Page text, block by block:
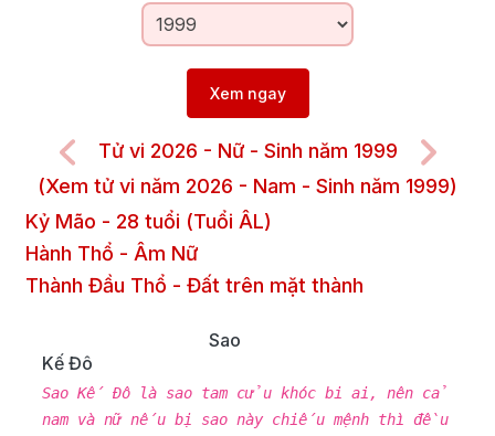
Xem ngay
Tử vi 2026 - Nữ - Sinh năm 1999
(Xem tử vi năm 2026 - Nam - Sinh năm 1999)
Kỷ Mão - 28 tuổi (Tuổi ÂL)
Hành Thổ - Âm Nữ
Thành Đầu Thổ - Đất trên mặt thành
Sao
Kế Đô
Sao Kế Đô là sao tam cửu khóc bi ai, nên cả
nam và nữ nếu bị sao này chiếu mệnh thì đều